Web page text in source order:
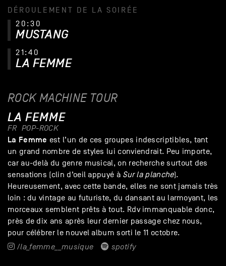
DÉROULEMENT DE LA SOIRÉE
20:30
MUSTANG
21:40
LA FEMME
ROCK MACHINE TOUR
LA FEMME
FR POP-ROCK
La Femme est l’un de ces groupes indescriptibles, tant
un grand nombre de styles lui conviendrait. Peu importe,
car au-delà du genre musical, on recherche surtout des
sensations (clin d’oeil appuyé à Sur la planche).
Heureusement, avec cette bande, elles ne sont jamais très
loin : du vintage au futuriste, du dansant au larmoyant, les
morceaux semblent prêts à tout. Rdv immanquable donc,
près de dix ans après leur dernier passage chez nous,
pour célébrer le nouvel album sorti le 11 octobre.
/la_femme__musique
spotify